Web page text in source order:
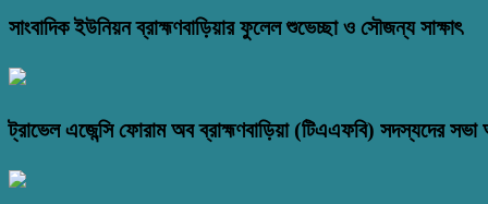
সাংবাদিক ইউনিয়ন ব্রাহ্মণবাড়িয়ার ফুলেল শুভেচ্ছা ও সৌজন্য সাক্ষাৎ
ট্রাভেল এজেন্সি ফোরাম অব ব্রাহ্মণবাড়িয়া (টিএএফবি) সদস্যদের সভা